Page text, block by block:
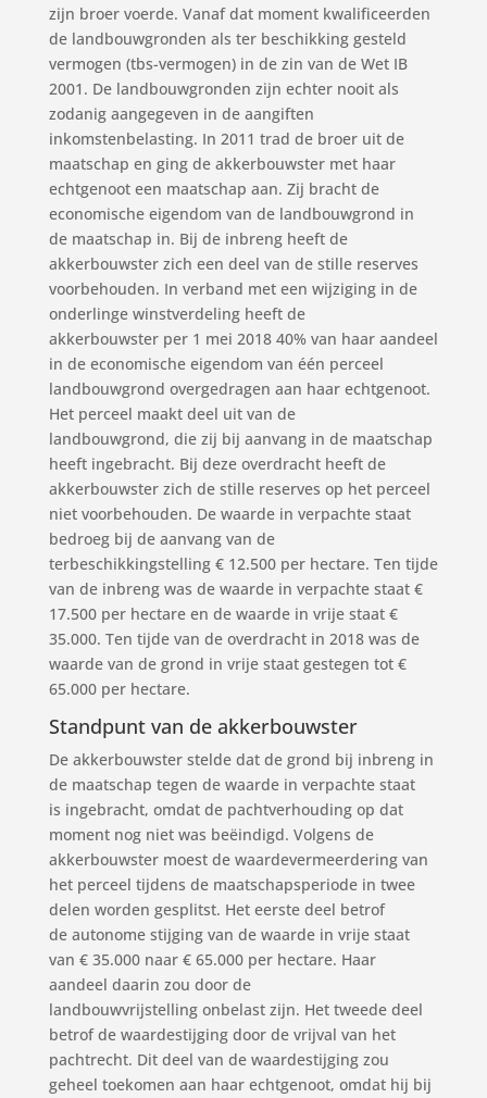
zijn broer voerde. Vanaf dat moment kwalificeerden
de landbouwgronden als ter beschikking gesteld
vermogen (tbs-vermogen) in de zin van de Wet IB
2001. De landbouwgronden zijn echter nooit als
zodanig aangegeven in de aangiften
inkomstenbelasting. In 2011 trad de broer uit de
maatschap en ging de akkerbouwster met haar
echtgenoot een maatschap aan. Zij bracht de
economische eigendom van de landbouwgrond in
de maatschap in. Bij de inbreng heeft de
akkerbouwster zich een deel van de stille reserves
voorbehouden. In verband met een wijziging in de
onderlinge winstverdeling heeft de
akkerbouwster per 1 mei 2018 40% van haar aandeel
in de economische eigendom van één perceel
landbouwgrond overgedragen aan haar echtgenoot.
Het perceel maakt deel uit van de
landbouwgrond, die zij bij aanvang in de maatschap
heeft ingebracht. Bij deze overdracht heeft de
akkerbouwster zich de stille reserves op het perceel
niet voorbehouden. De waarde in verpachte staat
bedroeg bij de aanvang van de
terbeschikkingstelling € 12.500 per hectare. Ten tijde
van de inbreng was de waarde in verpachte staat €
17.500 per hectare en de waarde in vrije staat €
35.000. Ten tijde van de overdracht in 2018 was de
waarde van de grond in vrije staat gestegen tot €
65.000 per hectare.
Standpunt van de akkerbouwster
De akkerbouwster stelde dat de grond bij inbreng in
de maatschap tegen de waarde in verpachte staat
is ingebracht, omdat de pachtverhouding op dat
moment nog niet was beëindigd. Volgens de
akkerbouwster moest de waardevermeerdering van
het perceel tijdens de maatschapsperiode in twee
delen worden gesplitst. Het eerste deel betrof
de autonome stijging van de waarde in vrije staat
van € 35.000 naar € 65.000 per hectare. Haar
aandeel daarin zou door de
landbouwvrijstelling onbelast zijn. Het tweede deel
betrof de waardestijging door de vrijval van het
pachtrecht. Dit deel van de waardestijging zou
geheel toekomen aan haar echtgenoot, omdat hij bij